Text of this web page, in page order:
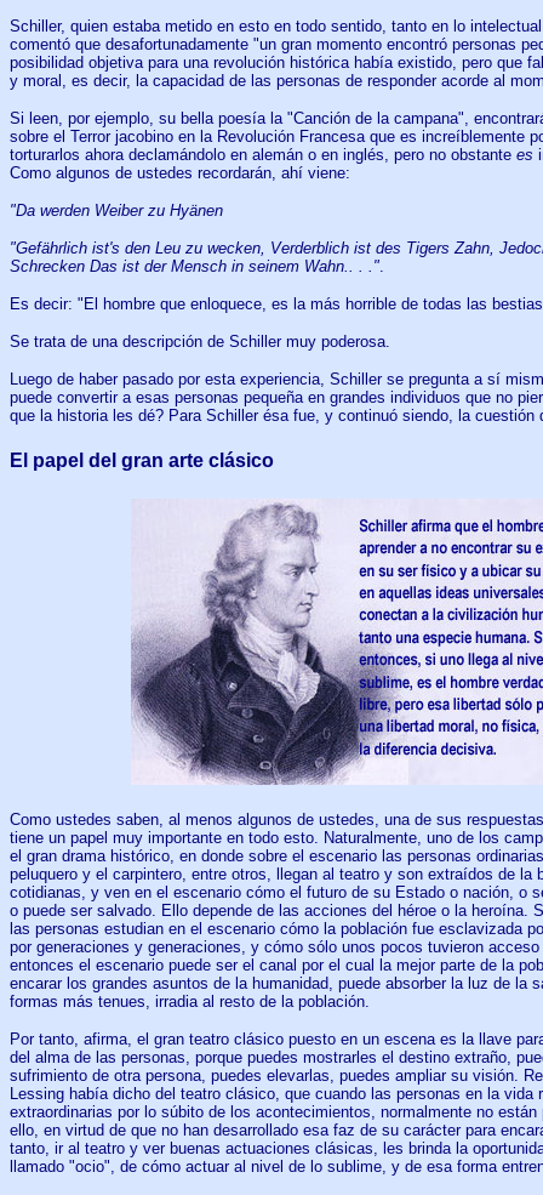
Schiller, quien estaba metido en esto en todo sentido, tanto en lo
comentó que desafortunadamente "un gran momento encontró personas
posibilidad objetiva para una revolución histórica había existido, pero que
y moral, es decir, la capacidad de las personas de responder acorde al
Si leen, por ejemplo, su bella poesía la "Canción de la campana",
sobre el Terror jacobino en la Revolución Francesa que es increíblemente
torturarlos ahora declamándolo en alemán o en inglés, pero no obstante es
Como algunos de ustedes recordarán, ahí viene:
"Da werden Weiber zu Hyänen
"Gefährlich ist's den Leu zu wecken, Verderblich ist des Tigers Zahn,
Schrecken Das ist der Mensch in seinem Wahn.. . .".
Es decir: "El hombre que enloquece, es la más horrible de todas las
Se trata de una descripción de Schiller muy poderosa.
Luego de haber pasado por esta experiencia, Schiller se pregunta a sí
puede convertir a esas personas pequeña en grandes individuos que no
que la historia les dé? Para Schiller ésa fue, y continuó siendo, la cuestión
El papel del gran arte clásico
Como ustedes saben, al menos algunos de ustedes, una de sus
tiene un papel muy importante en todo esto. Naturalmente, uno de los
el gran drama histórico, en donde sobre el escenario las personas
peluquero y el carpintero, entre otros, llegan al teatro y son extraídos de la
cotidianas, y ven en el escenario cómo el futuro de su Estado o nación, o
o puede ser salvado. Ello depende de las acciones del héroe o la heroína.
las personas estudian en el escenario cómo la población fue esclavizada
por generaciones y generaciones, y cómo sólo unos pocos tuvieron
entonces el escenario puede ser el canal por el cual la mejor parte de la
encarar los grandes asuntos de la humanidad, puede absorber la luz de la
formas más tenues, irradia al resto de la población.
Por tanto, afirma, el gran teatro clásico puesto en un escena es la llave
del alma de las personas, porque puedes mostrarles el destino extraño,
sufrimiento de otra persona, puedes elevarlas, puedes ampliar su visión.
Lessing había dicho del teatro clásico, que cuando las personas en la vida
extraordinarias por lo súbito de los acontecimientos, normalmente no están
ello, en virtud de que no han desarrollado esa faz de su carácter para
tanto, ir al teatro y ver buenas actuaciones clásicas, les brinda la
llamado "ocio", de cómo actuar al nivel de lo sublime, y de esa forma